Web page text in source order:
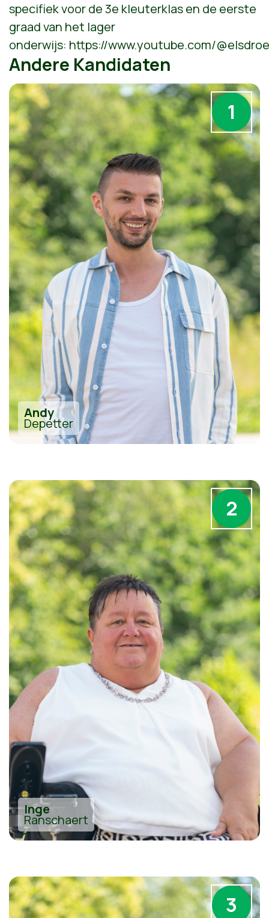
specifiek voor de 3e kleuterklas en de eerste
graad van het lager
onderwijs: https://www.youtube.com/
Andere Kandidaten
1
Andy
Depetter
2
Inge
Ranschaert
3